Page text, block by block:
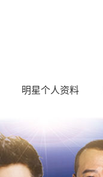
明星个人资料